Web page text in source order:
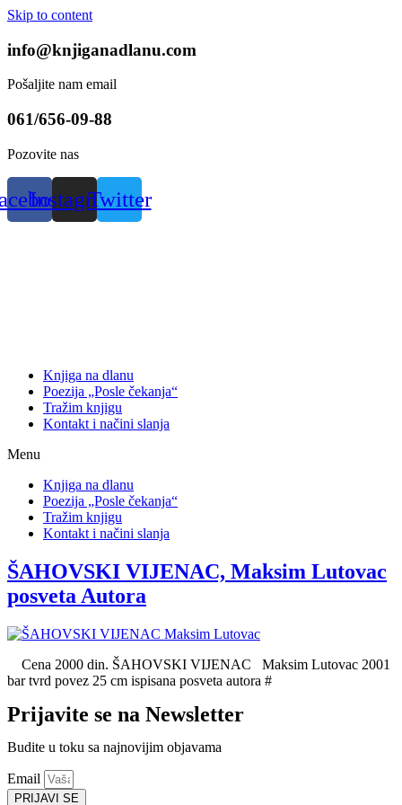
Skip to content
info@knjiganadlanu.com
Pošaljite nam email
061/656-09-88
Pozovite nas
InstagramTwitter
Knjiga na dlanu
Poezija „Posle čekanja“
Tražim knjigu
Kontakt i načini slanja
Menu
Knjiga na dlanu
Poezija „Posle čekanja“
Tražim knjigu
Kontakt i načini slanja
ŠAHOVSKI VIJENAC, Maksim Lutovac
posveta Autora
Cena 2000 din. ŠAHOVSKI VIJENAC Maksim Lutovac 2001
bar tvrd povez 25 cm ispisana posveta autora #
Prijavite se na Newsletter
Budite u toku sa najnovijim objavama
Email
PRIJAVI SE